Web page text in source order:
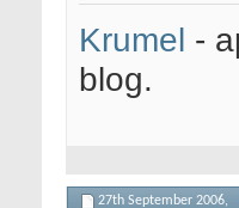
Krumel -
blog.
27th September 2006,